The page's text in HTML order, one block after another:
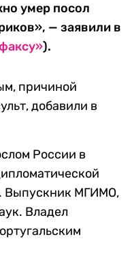
умер посол
— заявили в
).
причиной
добавили в
России в
Выпускник МГИМО,
Владел